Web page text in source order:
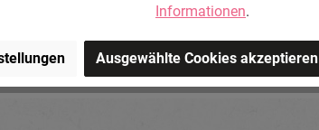
Informationen.
Ausgewählte Cookies akzeptieren